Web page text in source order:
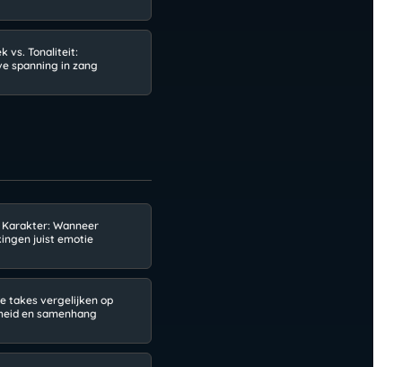
vs. Tonaliteit:
spanning in zang
Karakter: Wanneer
juist emotie
takes vergelijken op
en samenhang